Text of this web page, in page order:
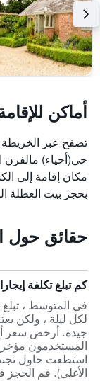
أماكن
تصفح عبر
حي(أحياء) مالفرن
مكان إقامة إلى
بحجز بيت العطلة
حقائق حول
كم تبلغ تكلفة
جيدة. أرخص سعر
استطعت حاول
الأغلى). قم